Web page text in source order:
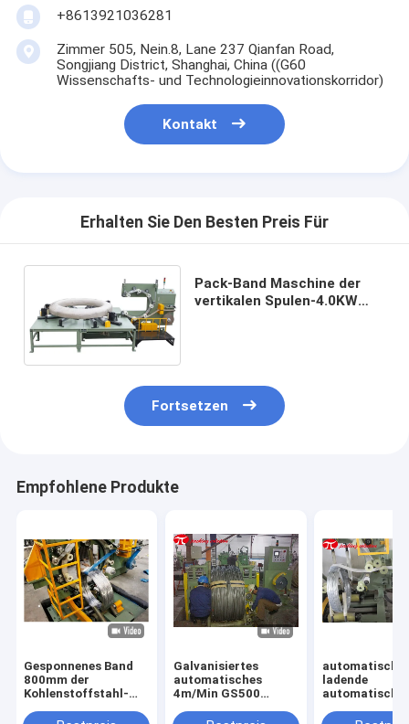
+8613921036281
Zimmer 505, Nein.8, Lane 237 Qianfan Road,
Songjiang District, Shanghai, China ((G60
Wissenschafts- und Technologieinnovationskorridor)
Kontakt
Erhalten Sie Den Besten Preis Für
Pack-Band Maschine der
vertikalen Spulen-4.0KW
Fortsetzen
Empfohlene Produkte
Gesponnenes Band
800mm der
Kohlenstoffstahl-
Verpackungsmaschine-
Galvanisiertes
automatisches
4m/Min GS500
der Stahl-Draht-
automatische
ladende
automatische
Maschine